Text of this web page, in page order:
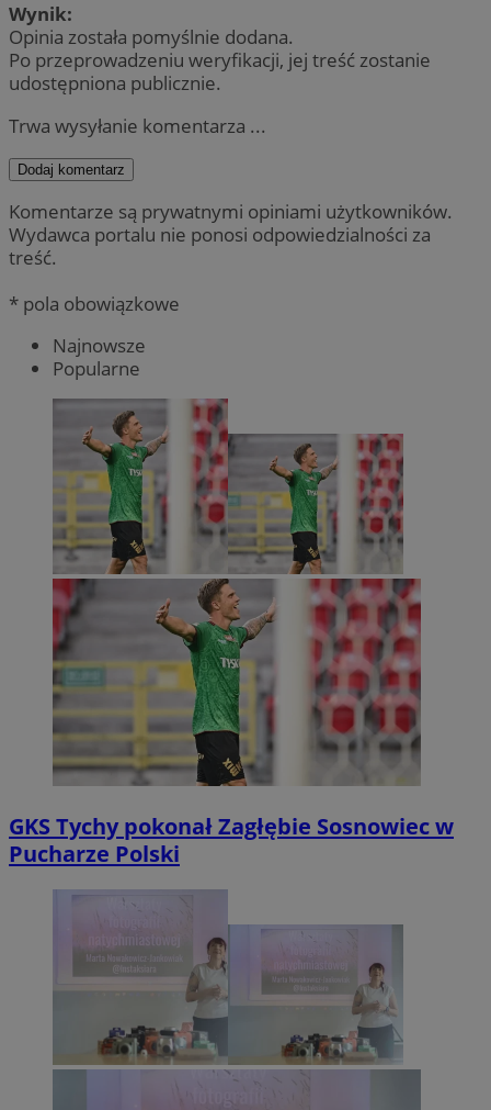
Wynik:
Opinia została pomyślnie dodana.
Po przeprowadzeniu weryfikacji, jej treść zostanie
udostępniona publicznie.
Trwa wysyłanie komentarza ...
Dodaj komentarz
Komentarze są prywatnymi opiniami użytkowników.
Wydawca portalu nie ponosi odpowiedzialności za
treść.
* pola obowiązkowe
Najnowsze
Popularne
GKS Tychy pokonał Zagłębie Sosnowiec w
Pucharze Polski